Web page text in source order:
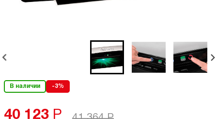
В наличии -3%
40 123 Р